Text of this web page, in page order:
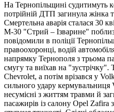
На Тернопільщині судитимуть
потрійній ДТП загинула жінка
Смертельна аварія сталася 30
М-30 "Стрий – Ізварине"
повідомили в поліції
правоохоронці, водій
напрямку Тернополя з трьома
смугу та виїхав на "зустрічку".
Chevrolet, а потім врізався у
сильного удару кермувальниця
несумісні з життям травми й
пасажирів із салону Opel Zafira